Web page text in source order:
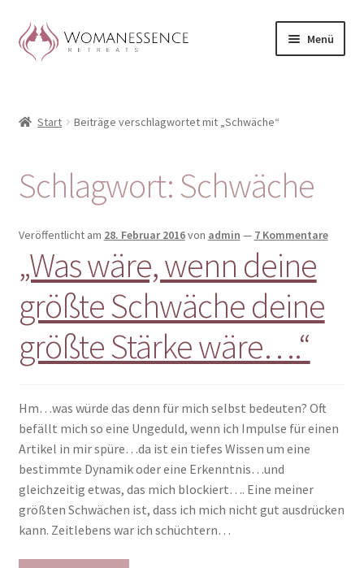
Zur
Navigation
Zum
Inhalt
Menü
Blog
Shop / Retreats im Allgäu
Woman-Circle
Erfahrungen
Warenkorb
Start Beiträge verschlagwortet mit „Schwäche“
Schlagwort: Schwäche
Veröffentlicht am 28. Februar 2016von admin — 7 Kommentare
„Was wäre, wenn deine
größte Schwäche deine
größte Stärke wäre….“
Hm…was würde das denn für mich selbst bedeuten? Oft
befällt mich so eine Ungeduld, wenn ich Impulse für einen
Artikel in mir spüre…da ist ein tiefes Wissen um eine
bestimmte Dynamik oder eine Erkenntnis…und
gleichzeitig etwas, das mich blockiert…. Eine meiner
größten Schwächen ist, dass ich mich nicht gut ausdrücken
kann. Zeitlebens war ich schüchtern…